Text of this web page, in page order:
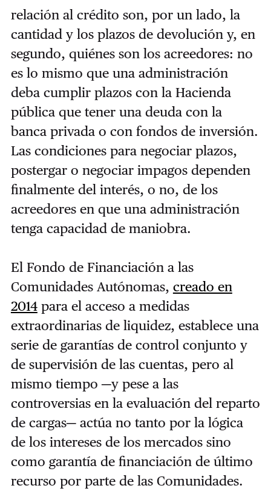
relación al crédito son, por un lado, la
cantidad y los plazos de devolución y, en
segundo, quiénes son los acreedores: no
es lo mismo que una administración
deba cumplir plazos con la Hacienda
pública que tener una deuda con la
banca privada o con fondos de inversión.
Las condiciones para negociar plazos,
postergar o negociar impagos dependen
finalmente del interés, o no, de los
acreedores en que una administración
tenga capacidad de maniobra.
El Fondo de Financiación a las
Comunidades Autónomas, creado en
2014para el acceso a medidas
extraordinarias de liquidez, establece una
serie de garantías de control conjunto y
de supervisión de las cuentas, pero al
mismo tiempo ─y pese a las
controversias en la evaluación del reparto
de cargas─ actúa no tanto por la lógica
de los intereses de los mercados sino
como garantía de financiación de último
recurso por parte de las Comunidades.